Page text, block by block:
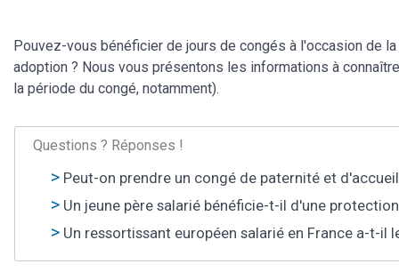
Pouvez-vous bénéficier de jours de congés à l'occasion de
adoption ? Nous vous présentons les informations à
la période du congé, notamment).
Questions ? Réponses !
Peut-on prendre un congé de paternité et
Un jeune père salarié bénéficie-t-il d'une
Un ressortissant européen salarié en France a-t-il